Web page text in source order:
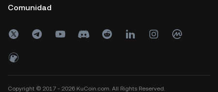
Comunidad
Copyright © 2017 - 2026 KuCoin.com. All Rights Reserved.